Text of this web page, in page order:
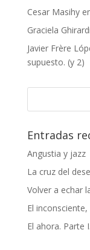
Cesar Masihy
Graciela Ghirardi
Javier Frère
supuesto. (y 2)
Entradas
Angustia y jazz
La cruz del
Volver a echar
El
El ahora. Parte I.